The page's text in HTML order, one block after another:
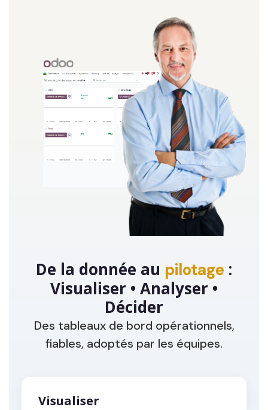
De la donnée au pilotage :
Visualiser • Analyser •
Décider
Des tableaux de bord opérationnels,
fiables, adoptés par les équipes.
Visualiser